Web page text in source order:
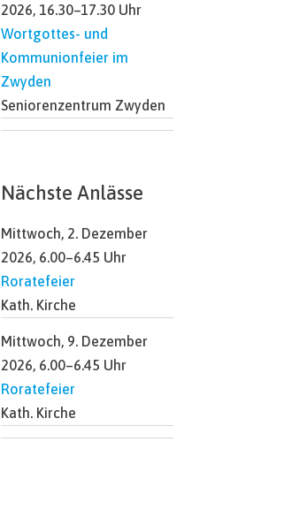
2026, 16.30–17.30 Uhr
Wortgottes- und
Kommunionfeier im
Zwyden
Seniorenzentrum Zwyden
Nächste Anlässe
Mittwoch, 2. Dezember
2026, 6.00–6.45 Uhr
Roratefeier
Kath. Kirche
Mittwoch, 9. Dezember
2026, 6.00–6.45 Uhr
Roratefeier
Kath. Kirche